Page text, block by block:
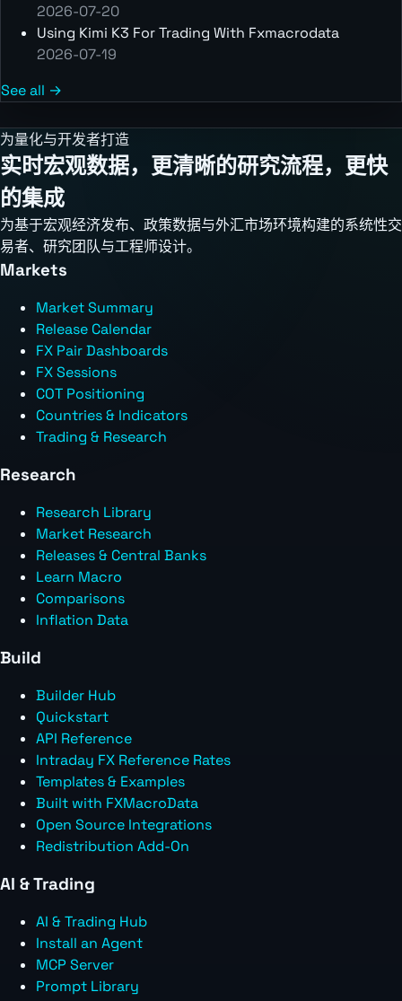
2026-07-20
Using Kimi K3 For Trading With Fxmacrodata
2026-07-19
See all →
为量化与开发者打造
实时宏观数据，更清晰的研究流程，更快
的集成
为基于宏观经济发布、政策数据与外汇市场环境构建的系统性交
易者、研究团队与工程师设计。
Markets
Market Summary
Release Calendar
FX Pair Dashboards
FX Sessions
COT Positioning
Countries & Indicators
Trading & Research
Research
Research Library
Market Research
Releases & Central Banks
Learn Macro
Comparisons
Inflation Data
Build
Builder Hub
Quickstart
API Reference
Intraday FX Reference Rates
Templates & Examples
Built with FXMacroData
Open Source Integrations
Redistribution Add-On
AI & Trading
AI & Trading Hub
Install an Agent
MCP Server
Prompt Library